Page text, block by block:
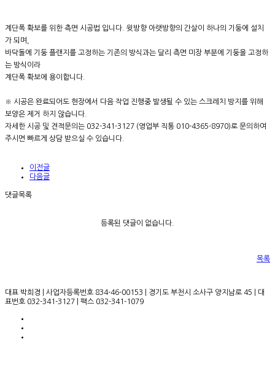
계단폭 확보를 위한 측면 시공법 입니다. 윗방향 아랫방향의 간살이 하나의 기둥에 설치
가 되며,
바닥돌에 기둥 플랜지를 고정하는 기존의 방식과는 달리 측면 미장 부분에 기둥을 고정하
는 방식이라
계단폭 확보에 용이합니다.
※ 시공은 완료되어도 현장에서 다음 작업 진행중 발생될 수 있는 스크레치 방지를 위해
보양은 제거 하지 않습니다.
자세한 시공 및 견적문의는 032-341-3127 (영업부 직통 010-4365-8970)로 문의하여
주시면 빠르게 상담 받으실 수 있습니다.
이전글
다음글
댓글목록
등록된 댓글이 없습니다.
목록
대표 박희경 | 사업자등록번호 834-46-00153 | 경기도 부천시 소사구 양지남로 45 | 대
표번호 032-341-3127 | 팩스 032-341-1079